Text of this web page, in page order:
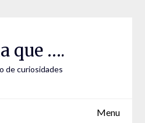
que ….
de curiosidades
Menu